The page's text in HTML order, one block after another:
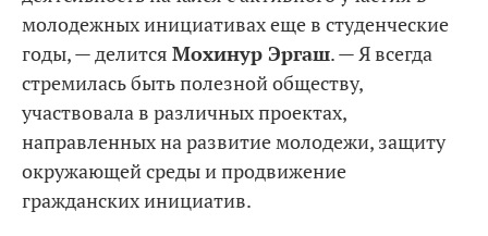
молодежных инициативах еще в студенческие
годы, — делится Мохинур Эргаш. — Я всегда
стремилась быть полезной обществу,
участвовала в различных проектах,
направленных на развитие молодежи, защиту
окружающей среды и продвижение
гражданских инициатив.